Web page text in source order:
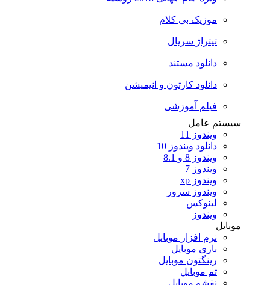
موزیک بی کلام
تیتراژ سریال
دانلود مستند
دانلود کارتون و انیمیشن
فیلم آموزشی
سیستم عامل
ویندوز 11
دانلود ویندوز 10
ویندوز 8 و 8.1
ویندوز 7
ویندوز xp
ویندوز سرور
لینوکس
ویندوز
نرم افزار موبایل
بازی موبایل
رینگتون موبایل
تم موبایل
نقشه موبایل